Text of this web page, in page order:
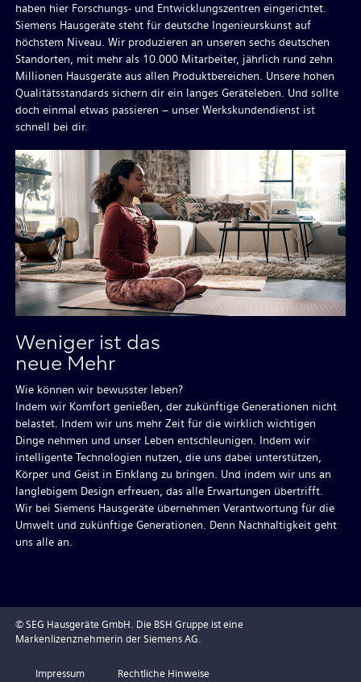
haben hier Forschungs- und Entwicklungszentren eingerichtet.
Siemens Hausgeräte steht für deutsche Ingenieurskunst auf
höchstem Niveau. Wir produzieren an unseren sechs deutschen
Standorten, mit mehr als 10.000 Mitarbeiter, jährlich rund zehn
Millionen Hausgeräte aus allen Produktbereichen. Unsere hohen
Qualitätsstandards sichern dir ein langes Geräteleben. Und sollte
doch einmal etwas passieren – unser Werkskundendienst ist
schnell bei dir.
Weniger ist das
neue Mehr
Wie können wir bewusster leben?
Indem wir Komfort genießen, der zukünftige Generationen nicht
belastet. Indem wir uns mehr Zeit für die wirklich wichtigen
Dinge nehmen und unser Leben entschleunigen. Indem wir
intelligente Technologien nutzen, die uns dabei unterstützen,
Körper und Geist in Einklang zu bringen. Und indem wir uns an
langlebigem Design erfreuen, das alle Erwartungen übertrifft.
Wir bei Siemens Hausgeräte übernehmen Verantwortung für die
Umwelt und zukünftige Generationen. Denn Nachhaltigkeit geht
uns alle an.
© SEG Hausgeräte GmbH. Die BSH Gruppe ist eine
Markenlizenznehmerin der Siemens AG.
Navigation
Impressum Rechtliche Hinweise